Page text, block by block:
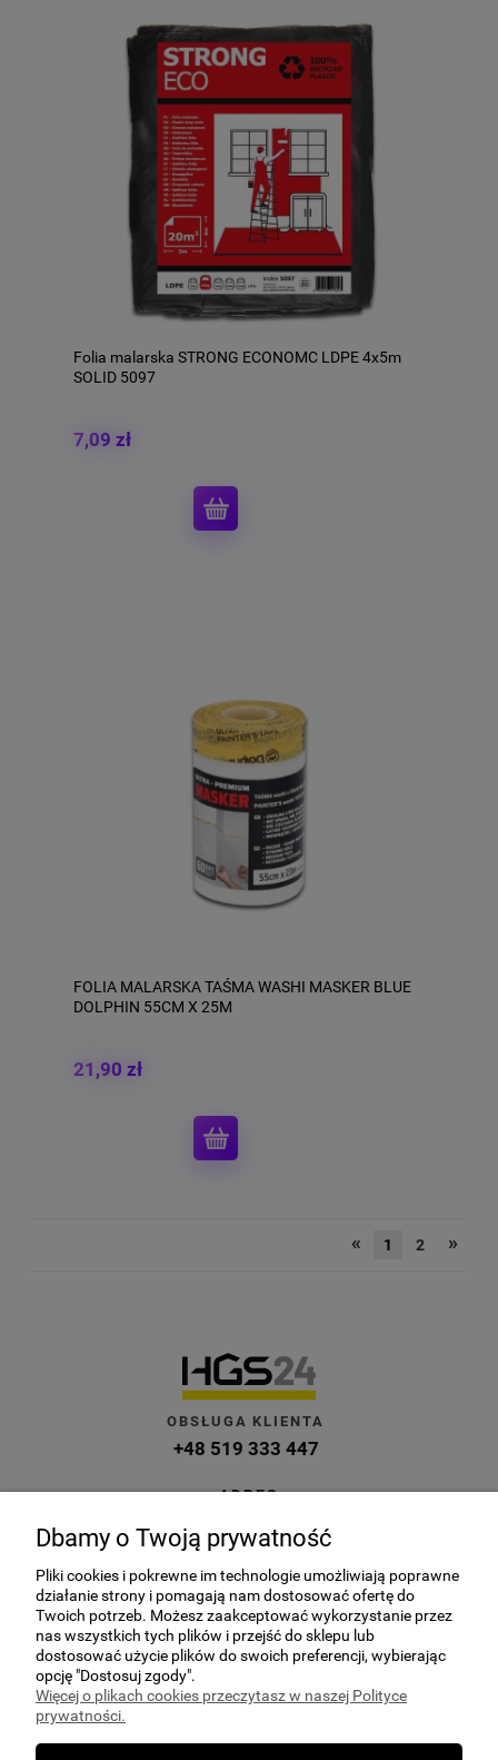
Folia malarska STRONG ECONOMC LDPE 4x5m
SOLID 5097
7,09 zł
FOLIA MALARSKA TAŚMA WASHI MASKER BLUE
DOLPHIN 55CM X 25M
21,90 zł
« 1 2 »
OBSŁUGA KLIENTA
+48 519 333 447
ADRES
Kujawski
E-MAIL
sklep@hgs24.pl
Dbamy o Twoją prywatność
Pliki cookies i pokrewne im technologie umożliwiają poprawne
działanie strony i pomagają nam dostosować ofertę do
Twoich potrzeb. Możesz zaakceptować wykorzystanie przez
nas wszystkich tych plików i przejść do sklepu lub
dostosować użycie plików do swoich preferencji, wybierając
opcję "Dostosuj zgody".
Więcej o plikach cookies przeczytasz w naszej Polityce
prywatności.